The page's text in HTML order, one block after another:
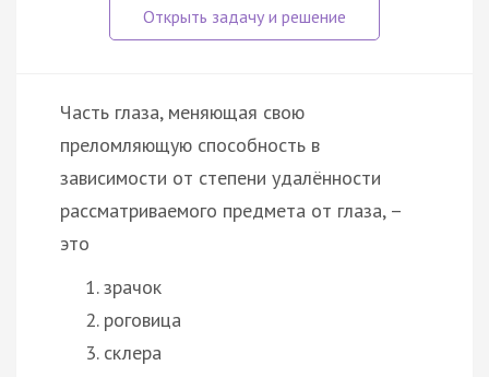
Часть глаза, меняющая свою
преломляющую способность в
зависимости от степени удалённости
рассматриваемого предмета от глаза, –
это
зрачок
роговица
склера